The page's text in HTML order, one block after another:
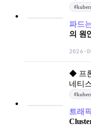
#
파드
의 원
2026-
◆ 프
네티
#
트래